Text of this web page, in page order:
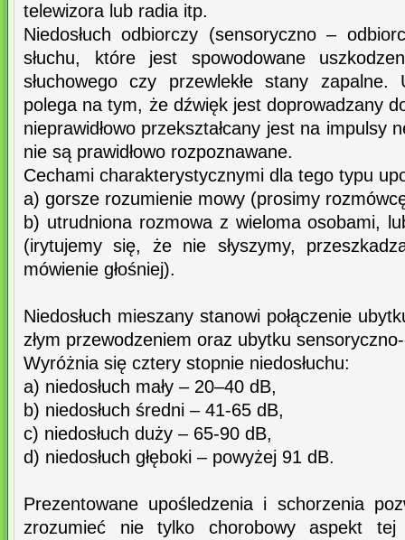
telewizora lub radia itp.
Niedosłuch odbiorczy (sensoryczno –
słuchu, które jest spowodowane
słuchowego czy przewlekłe stany zapalne.
polega na tym, że dźwięk jest doprowadzany
nieprawidłowo przekształcany jest na impulsy
nie są prawidłowo rozpoznawane.
Cechami charakterystycznymi dla tego typu
a) gorsze rozumienie mowy (prosimy
b) utrudniona rozmowa z wieloma osobami,
(irytujemy się, że nie słyszymy,
mówienie głośniej).
Niedosłuch mieszany stanowi połączenie
złym przewodzeniem oraz ubytku
Wyróżnia się cztery stopnie niedosłuchu:
a) niedosłuch mały – 20–40 dB,
b) niedosłuch średni – 41-65 dB,
c) niedosłuch duży – 65-90 dB,
d) niedosłuch głęboki – powyżej 91 dB.
Prezentowane upośledzenia i schorzenia
zrozumieć nie tylko chorobowy aspekt tej